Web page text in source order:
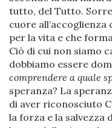
tutto, del Tutto.
cuore
per la vita e che
Ciò di cui non siamo
dobbiamo essere
comprendere a quale
speranza? La
di aver riconosciuto
la forza e la salvezza